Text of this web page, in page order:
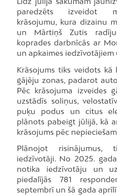
paredzēts izveidot
krāsojumu, kura dizainu
un Mārtiņš Zutis
koprades darbnīcās ar
un apkaimes iedzīvotājiem
Krāsojums tiks veidots kā
gājēju zonas, padarot
Pēc krāsojuma izveides
uzstādīs soliņus,
puķu podus un citus
plānots pabeigt jūlijā, kā
krāsojums pēc
Plānojot risinājumus,
iedzīvotāji. No 2025.
notika iedzīvotāju un
piedalījās 781
septembrī un šā gada